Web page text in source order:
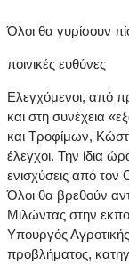
Όλοι θα γυρίσουν
ποινικές ευθύνες
Ελεγχόμενοι, από
και στη συνέχεια
και Τροφίμων,
έλεγχοι. Την ίδια
ενισχύσεις από
Όλοι θα βρεθούν
Μιλώντας στην
Υπουργός
προβλήματος,